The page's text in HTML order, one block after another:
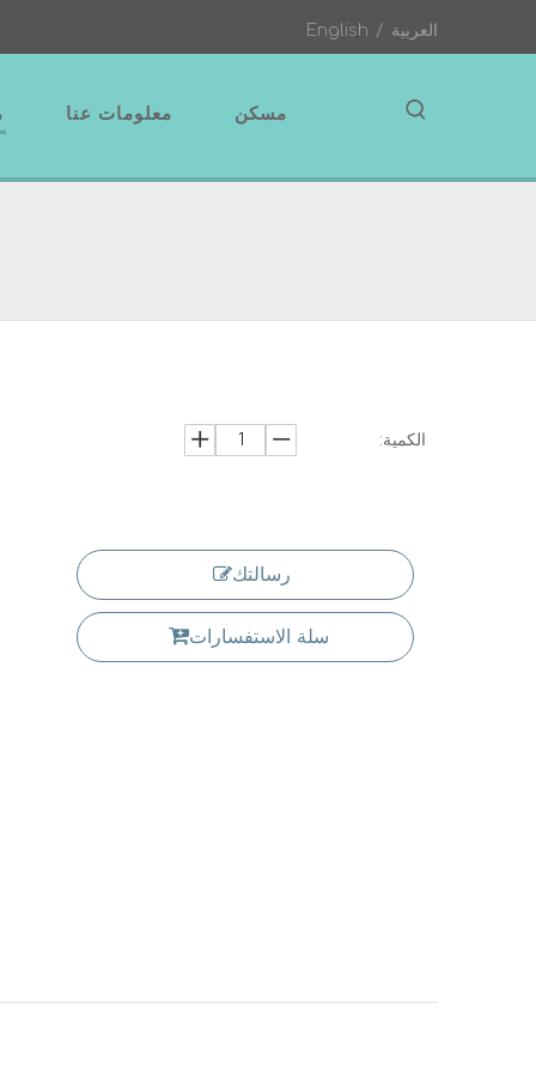
العربية /
English
مسكن معلومات عنا
الكمية:
رسالتك
سلة الاستفسارات